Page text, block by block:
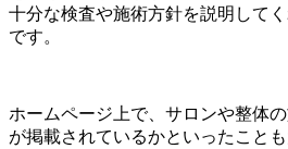
十分な検査や施術方針を説明して
です。
ホームページ上で、サロンや整体
が掲載されているかといったこと